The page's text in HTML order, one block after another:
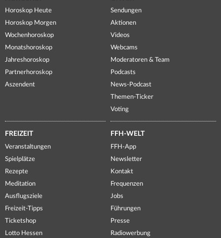
Horoskop Heute
Horoskop Morgen
Wochenhoroskop
Monatshoroskop
Jahreshoroskop
Partnerhoroskop
Aszendent
Sendungen
Aktionen
Videos
Webcams
Moderatoren & Team
Podcasts
News-Podcast
Themen-Ticker
Voting
FREIZEIT
Veranstaltungen
Spielplätze
Rezepte
Meditation
Ausflugsziele
Freizeit-Tipps
Ticketshop
Lotto Hessen
FFH-WELT
FFH-App
Newsletter
Kontakt
Frequenzen
Jobs
Führungen
Presse
Radiowerbung